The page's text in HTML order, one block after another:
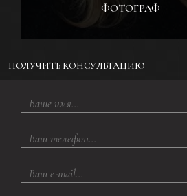
ФОТОГРАФ
ПОЛУЧИТЬ КОНСУЛЬТАЦИЮ